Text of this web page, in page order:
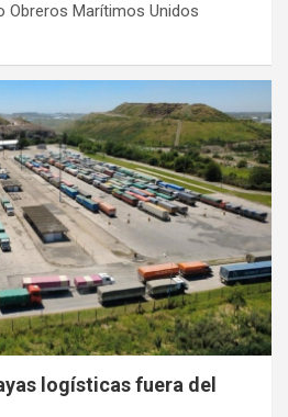
Obreros Marítimos Unidos
logísticas fuera del